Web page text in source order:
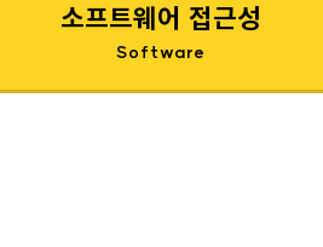
소프트웨어 접근성
Software